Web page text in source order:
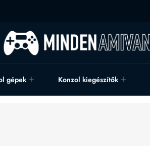
gépek Konzol kiegészítők